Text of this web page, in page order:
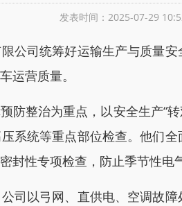
发表时间：2025-07-29
司统筹好运输生产与质量安
运营质量。
整治为重点，以安全生产“转
系统等重点部位检查。他们
封性专项检查，防止季节性电
以弓网、直供电、空调故障